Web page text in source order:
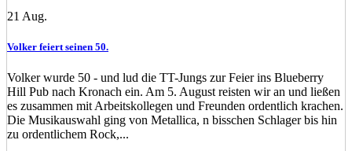
21 Aug.
Volker feiert seinen 50.
Volker wurde 50 - und lud die TT-Jungs zur Feier ins Blueberry
Hill Pub nach Kronach ein. Am 5. August reisten wir an und ließen
es zusammen mit Arbeitskollegen und Freunden ordentlich krachen.
Die Musikauswahl ging von Metallica, n bisschen Schlager bis hin
zu ordentlichem Rock,...